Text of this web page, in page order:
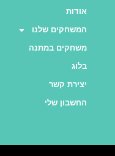
אודות
המשחקים שלנו
משחקים במתנה
בלוג
יצירת קשר
החשבון שלי